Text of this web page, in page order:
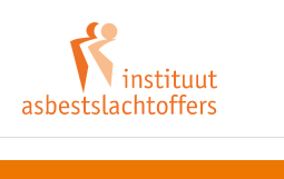
Heeft u Mesothelioom?
Heeft u Asbestose?